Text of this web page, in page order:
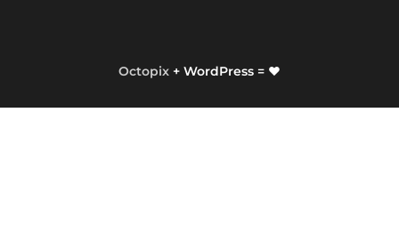
Octopix + WordPress = ❤